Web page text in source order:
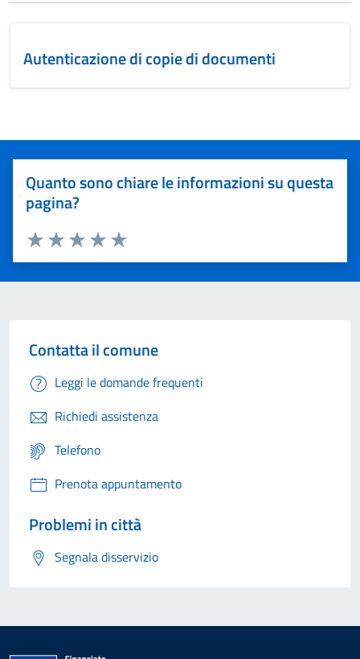
Autenticazione di copie di documenti
Quanto sono chiare le informazioni su questa
pagina?
Valuta 5 stelle su 5
Valuta 4 stelle su 5
Valuta 3 stelle su 5
Valuta 2 stelle su 5
Valuta 1 stelle su 5
Contatta il comune
Leggi le domande frequenti
Richiedi assistenza
Telefono
Prenota appuntamento
Problemi in città
Segnala disservizio